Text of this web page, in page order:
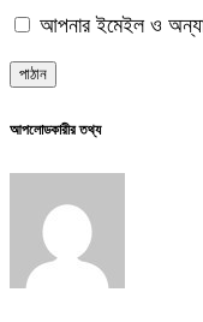
আপনার ইমেইল ও
আপলোডকারীর তথ্য